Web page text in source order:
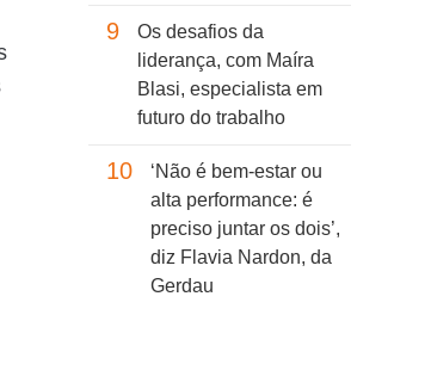
9
Os desafios da
liderança, com Maíra
Blasi, especialista em
futuro do trabalho
10
‘Não é bem-estar ou
alta performance: é
preciso juntar os dois’,
diz Flavia Nardon, da
Gerdau